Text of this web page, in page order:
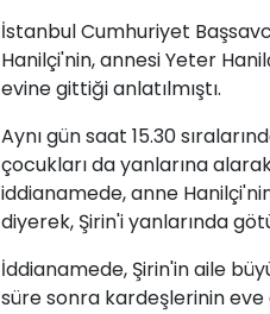
İstanbul Cumhuriyet
Hanilçi'nin, annesi Yeter
evine gittiği anlatılmıştı.
Aynı gün saat 15.30
çocukları da yanlarına
iddianamede, anne
diyerek, Şirin'i yanlarında
İddianamede, Şirin'in aile
süre sonra kardeşlerinin